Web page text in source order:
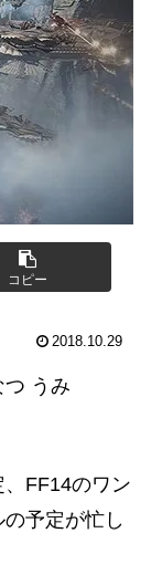
コピー
2018.10.29
うみ
FF14のワン
予定が忙し